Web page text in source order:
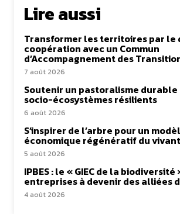
Lire aussi
Transformer les territoires par le
coopération avec un Commun
d’Accompagnement des
7 août 2026
Soutenir un pastoralisme durable
socio-écosystèmes résilients
6 août 2026
S’inspirer de l’arbre pour un
économique régénératif du
5 août 2026
IPBES : le « GIEC de la
entreprises à devenir des alliées
4 août 2026